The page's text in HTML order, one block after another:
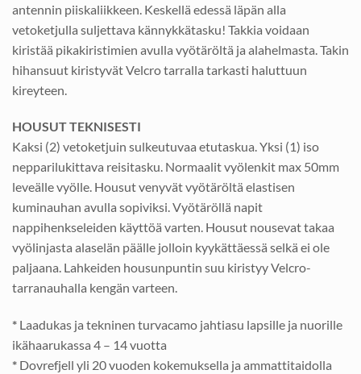
antennin piiskaliikkeen. Keskellä edessä läpän alla
vetoketjulla suljettava kännykkätasku! Takkia voidaan
kiristää pikakiristimien avulla vyötäröltä ja alahelmasta. Takin
hihansuut kiristyvät Velcro tarralla tarkasti haluttuun
kireyteen.
HOUSUT TEKNISESTI
Kaksi (2) vetoketjuin sulkeutuvaa etutaskua. Yksi (1) iso
nepparilukittava reisitasku. Normaalit vyölenkit max 50mm
leveälle vyölle. Housut venyvät vyötäröltä elastisen
kuminauhan avulla sopiviksi. Vyötäröllä napit
nappihenkseleiden käyttöä varten. Housut nousevat takaa
vyölinjasta alaselän päälle jolloin kyykättäessä selkä ei ole
paljaana. Lahkeiden housunpuntin suu kiristyy Velcro-
tarranauhalla kengän varteen.
* Laadukas ja tekninen turvacamo jahtiasu lapsille ja nuorille
ikähaarukassa 4 – 14 vuotta
* Dovrefjell yli 20 vuoden kokemuksella ja ammattitaidolla